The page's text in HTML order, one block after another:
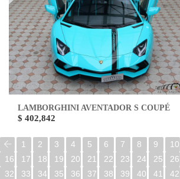
LAMBORGHINI AVENTADOR S COUPÉ
$ 402,842
1 2 3 4 5 6 7 8 9 10
16
17 18 19 20 21 22 23 24 25 26
32
33 34 35 36 37 38 39 40 41 42